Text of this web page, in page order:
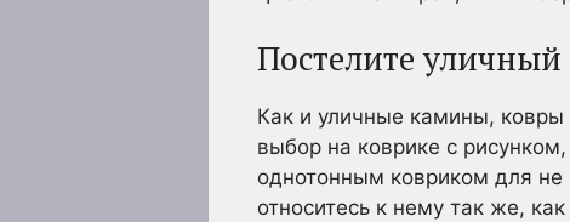
Постелите
Как и уличные камины, ковры
выбор на коврике с
однотонным ковриком для не
относитесь к нему так же,